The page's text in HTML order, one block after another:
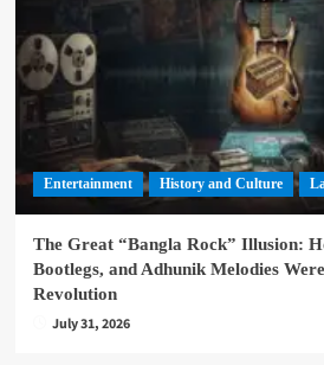
Entertainment History and Culture
The Great “Bangla Rock” Illusion:
Bootlegs, and Adhunik Melodies
Revolution
July 31, 2026